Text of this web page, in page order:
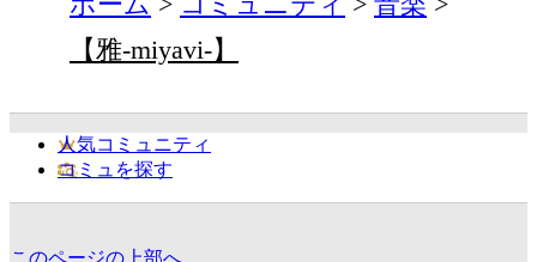
【雅-miyavi-】
人気コミュニティ
コミュを探す
このページの上部へ